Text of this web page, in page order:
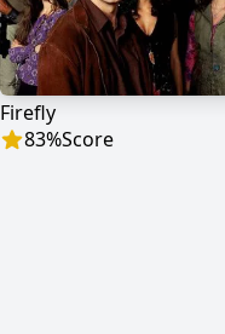
Firefly
83%Score